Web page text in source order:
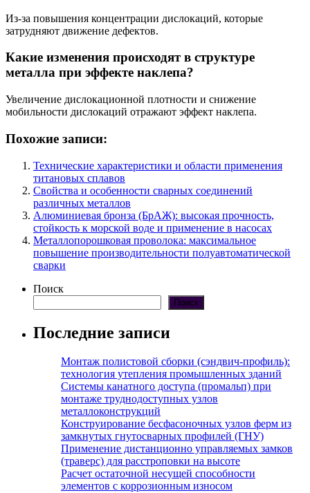
Из-за повышения концентрации дислокаций, которые
затрудняют движение дефектов.
Какие изменения происходят в структуре
металла при эффекте наклепа?
Увеличение дислокационной плотности и снижение
мобильности дислокаций отражают эффект наклепа.
Похожие записи:
Технические характеристики и области применения
титановых сплавов
Свойства и особенности сварных соединений
различных металлов
Алюминиевая бронза (БрАЖ): высокая прочность,
стойкость к морской воде и применение в насосах
Металлопорошковая проволока: максимальное
повышение производительности полуавтоматической
сварки
Поиск
Поиск
Последние записи
Монтаж полистовой сборки (сэндвич-профиль):
технология утепления промышленных зданий
Системы канатного доступа (промальп) при
монтаже труднодоступных узлов
металлоконструкций
Конструирование бесфасоночных узлов ферм из
замкнутых гнутосварных профилей (ГНУ)
Применение дистанционно управляемых замков
(траверс) для расстроповки на высоте
Расчет остаточной несущей способности
элементов с коррозионным износом